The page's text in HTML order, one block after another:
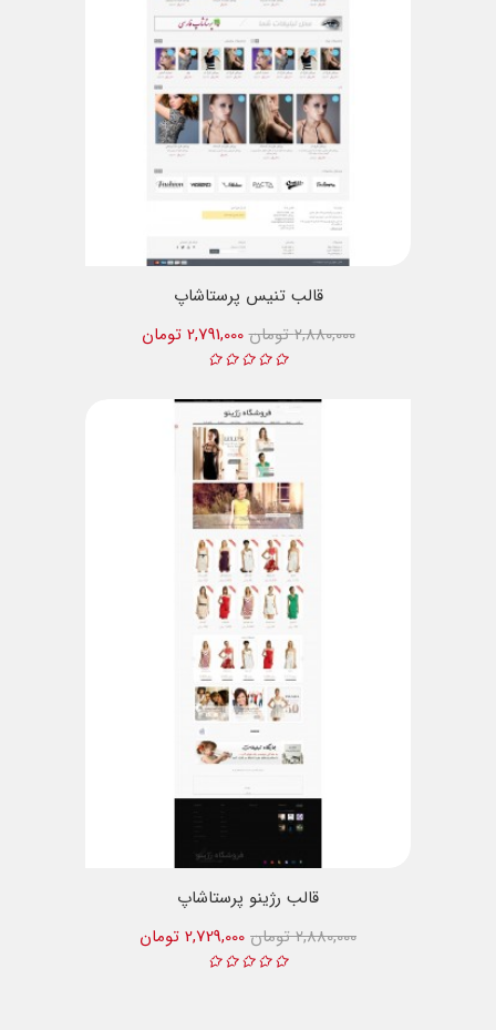
قالب تنیس پرستاشاپ
2,791,000 تومان
2,880,000 تومان
قالب رژینو پرستاشاپ
2,729,000 تومان
2,880,000 تومان